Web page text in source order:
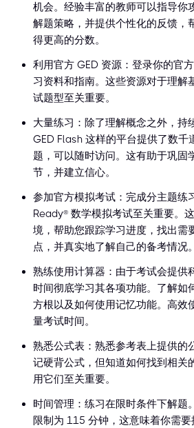
机会。经验丰富的教师可以指导你
解题策略，并提供个性化的反馈，
得更高的分数。
利用官方 GED 资源：登录你的官
习资料和指南。这些资源对于理解
试题型至关重要。
大量练习：除了理解概念之外，持
GED Flash 这样的平台提供了数千
题，可以随时访问。这有助于巩固
节，并建立信心。
参加官方模拟考试：完成分主题练
Ready® 数学模拟考试至关重要。
境，帮助您跟踪学习进度，找出需
点，并真实地了解自己的备考情况。
熟练使用计算器：由于考试会提供
时间彻底学习其各项功能。了解如
方根以及如何使用记忆功能。高效
量考试时间。
熟悉公式表：熟悉参考表上提供的
记硬背公式，但知道如何找到相关
用它们至关重要。
时间管理：练习在限时条件下解题
限制为 115 分钟，这意味着你需